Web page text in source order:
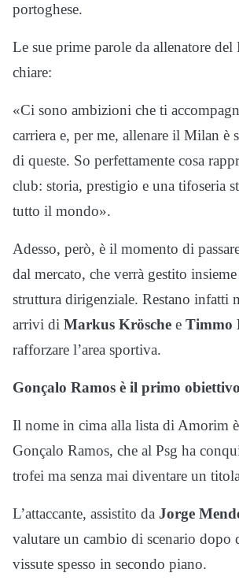
portoghese.
Le sue prime parole da allenatore del
chiare:
«Ci sono ambizioni che ti
carriera e, per me, allenare il Milan è
di queste. So perfettamente cosa
club: storia, prestigio e una tifoseria
tutto il mondo».
Adesso, però, è il momento di
dal mercato, che verrà gestito
struttura dirigenziale. Restano
arrivi di Markus Krösche e Timmo
rafforzare l’area sportiva.
Gonçalo Ramos è il primo obiettivo
Il nome in cima alla lista di Amorim
Gonçalo Ramos, che al Psg ha
trofei ma senza mai diventare un
L’attaccante, assistito da Jorge
valutare un cambio di scenario dopo
vissute spesso in secondo piano.